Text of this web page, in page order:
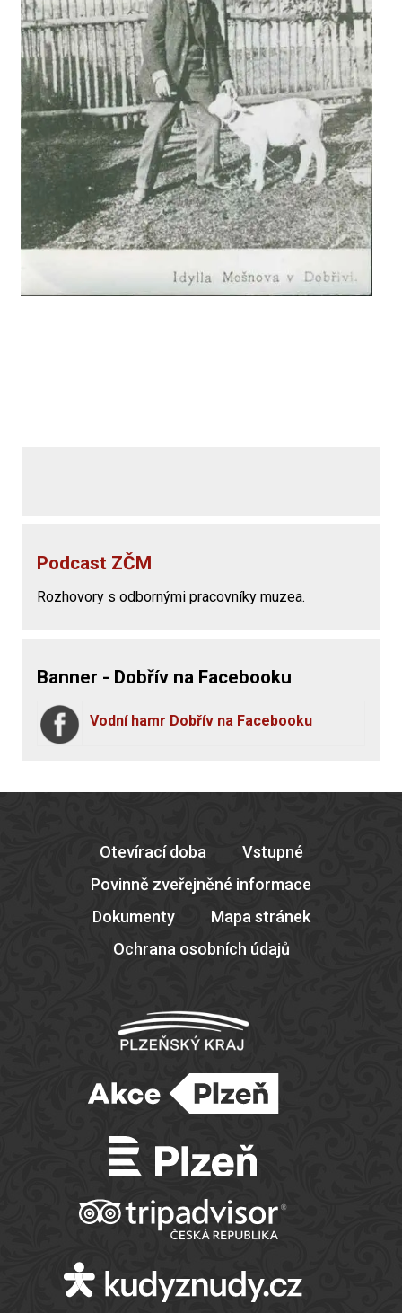
Podcast ZČM
Rozhovory s odbornými pracovníky muzea.
Banner - Dobřív na Facebooku
Vodní hamr Dobřív na Facebooku
Otevírací doba
Vstupné
Povinně zveřejněné informace
Dokumenty
Mapa stránek
Ochrana osobních údajů